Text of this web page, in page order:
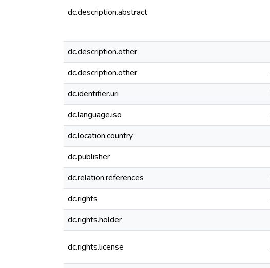
dc.description.abstract
dc.description.other
dc.description.other
dc.identifier.uri
dc.language.iso
dc.location.country
dc.publisher
dc.relation.references
dc.rights
dc.rights.holder
dc.rights.license